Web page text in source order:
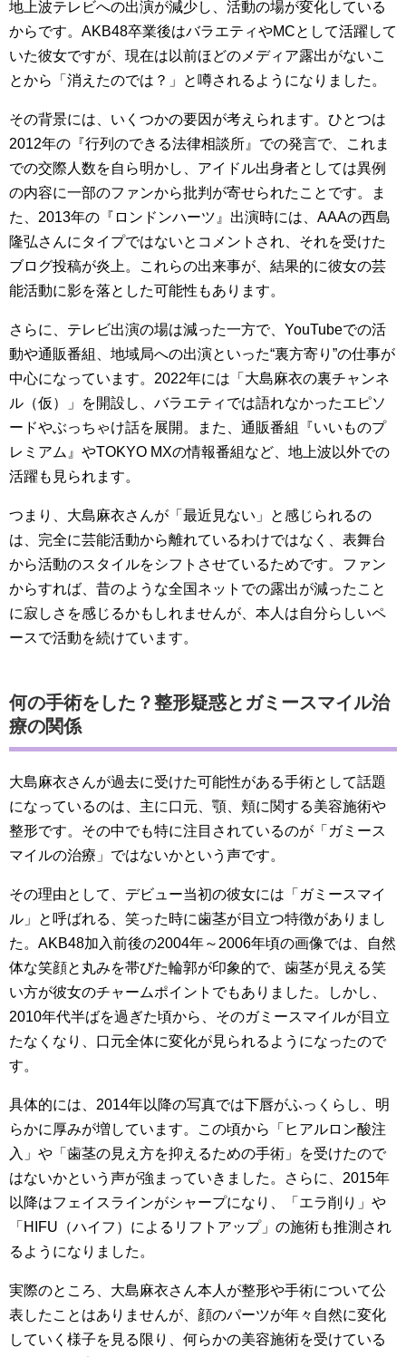
地上波テレビへの出演が減少し、活動の場が変化している
からです。AKB48卒業後はバラエティやMCとして活躍して
いた彼女ですが、現在は以前ほどのメディア露出がないこ
とから「消えたのでは？」と噂されるようになりました。
その背景には、いくつかの要因が考えられます。ひとつは
2012年の『行列のできる法律相談所』での発言で、これま
での交際人数を自ら明かし、アイドル出身者としては異例
の内容に一部のファンから批判が寄せられたことです。ま
た、2013年の『ロンドンハーツ』出演時には、AAAの西島
隆弘さんにタイプではないとコメントされ、それを受けた
ブログ投稿が炎上。これらの出来事が、結果的に彼女の芸
能活動に影を落とした可能性もあります。
さらに、テレビ出演の場は減った一方で、YouTubeでの活
動や通販番組、地域局への出演といった“裏方寄り”の仕事が
中心になっています。2022年には「大島麻衣の裏チャンネ
ル（仮）」を開設し、バラエティでは語れなかったエピソ
ードやぶっちゃけ話を展開。また、通販番組『いいものプ
レミアム』やTOKYO MXの情報番組など、地上波以外での
活躍も見られます。
つまり、大島麻衣さんが「最近見ない」と感じられるの
は、完全に芸能活動から離れているわけではなく、表舞台
から活動のスタイルをシフトさせているためです。ファン
からすれば、昔のような全国ネットでの露出が減ったこと
に寂しさを感じるかもしれませんが、本人は自分らしいペ
ースで活動を続けています。
何の手術をした？整形疑惑とガミースマイル治
療の関係
大島麻衣さんが過去に受けた可能性がある手術として話題
になっているのは、主に口元、顎、頬に関する美容施術や
整形です。その中でも特に注目されているのが「ガミース
マイルの治療」ではないかという声です。
その理由として、デビュー当初の彼女には「ガミースマイ
ル」と呼ばれる、笑った時に歯茎が目立つ特徴がありまし
た。AKB48加入前後の2004年～2006年頃の画像では、自然
体な笑顔と丸みを帯びた輪郭が印象的で、歯茎が見える笑
い方が彼女のチャームポイントでもありました。しかし、
2010年代半ばを過ぎた頃から、そのガミースマイルが目立
たなくなり、口元全体に変化が見られるようになったので
す。
具体的には、2014年以降の写真では下唇がふっくらし、明
らかに厚みが増しています。この頃から「ヒアルロン酸注
入」や「歯茎の見え方を抑えるための手術」を受けたので
はないかという声が強まっていきました。さらに、2015年
以降はフェイスラインがシャープになり、「エラ削り」や
「HIFU（ハイフ）によるリフトアップ」の施術も推測され
るようになりました。
実際のところ、大島麻衣さん本人が整形や手術について公
表したことはありませんが、顔のパーツが年々自然に変化
していく様子を見る限り、何らかの美容施術を受けている